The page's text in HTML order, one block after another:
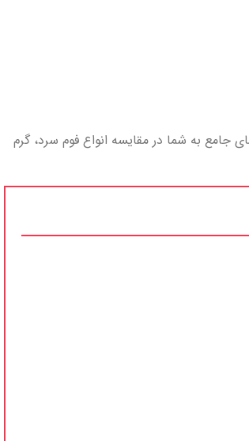
جامع به شما در مقایسه انواع فوم سرد، گرم